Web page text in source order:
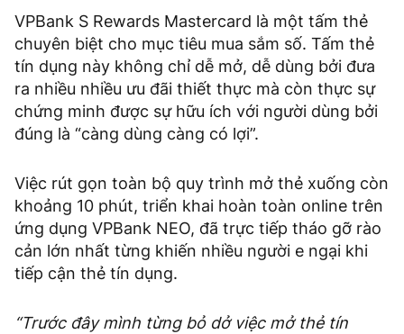
VPBank S Rewards Mastercard là một tấm thẻ
chuyên biệt cho mục tiêu mua sắm số. Tấm thẻ
tín dụng này không chỉ dễ mở, dễ dùng bởi đưa
ra nhiều nhiều ưu đãi thiết thực mà còn thực sự
chứng minh được sự hữu ích với người dùng bởi
đúng là “càng dùng càng có lợi”.
Việc rút gọn toàn bộ quy trình mở thẻ xuống còn
khoảng 10 phút, triển khai hoàn toàn online trên
ứng dụng VPBank NEO, đã trực tiếp tháo gỡ rào
cản lớn nhất từng khiến nhiều người e ngại khi
tiếp cận thẻ tín dụng.
“Trước đây mình từng bỏ dở việc mở thẻ tín